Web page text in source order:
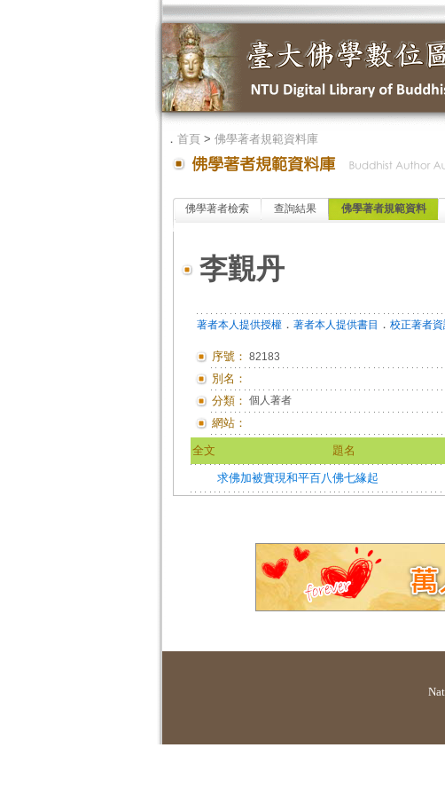
． 首頁> 佛學著者規範資料庫
佛學著者檢索 查詢結果 佛學著者規範資料
李覲丹
著者本人提供授權． 著者本人提供書目 ． 校正著者資
序號： 82183
別名：
分類： 個人著者
網站：
全文 題名
求佛加被實現和平百八佛七緣起